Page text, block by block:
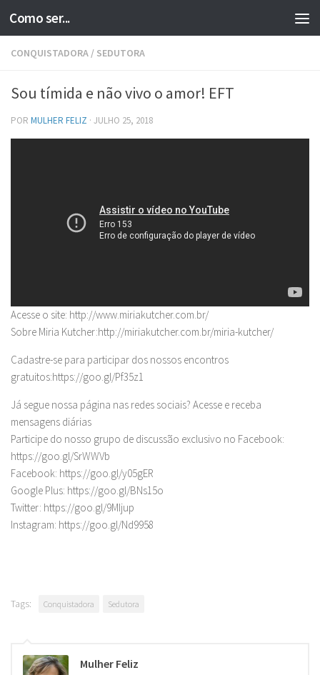
Skip to content
Como ser...
CONQUISTADORA / SEDUTORA
Sou tímida e não vivo o amor! EFT
POR MULHER FELIZ · JULHO 25, 2018
Acesse o site: http://www.miriakutcher.com.br/
Sobre Miria Kutcher:http://miriakutcher.com.br/miria-kutcher/
Cadastre-se para participar dos nossos encontros
gratuitos:https://goo.gl/Pf35z1
Já segue nossa página nas redes sociais? Acesse e receba
mensagens diárias
Participe do nosso grupo de discussão exclusivo no Facebook:
https://goo.gl/SrWWVb
Facebook: https://goo.gl/y05gER
Google Plus: https://goo.gl/BNs15o
Twitter: https://goo.gl/9MIjup
Instagram: https://goo.gl/Nd9958
Tags: Conquistadora Sedutora
Mulher Feliz